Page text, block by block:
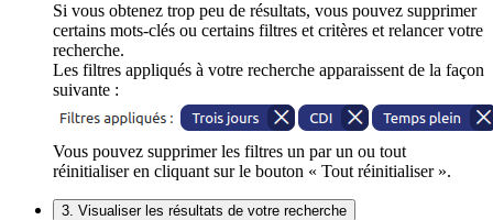
Si vous obtenez trop peu de résultats, vous pouvez supprimer
certains mots-clés ou certains filtres et critères et relancer votre
recherche.
Les filtres appliqués à votre recherche apparaissent de la façon
suivante :
Vous pouvez supprimer les filtres un par un ou tout
réinitialiser en cliquant sur le bouton « Tout réinitialiser ».
3. Visualiser les résultats de votre recherche